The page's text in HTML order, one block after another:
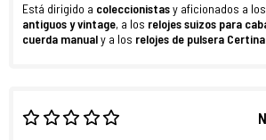
Está dirigido a coleccionistasy aficionados a los
antiguos y vintage, a los relojes suizos para
cuerda manualy a los relojes de pulsera